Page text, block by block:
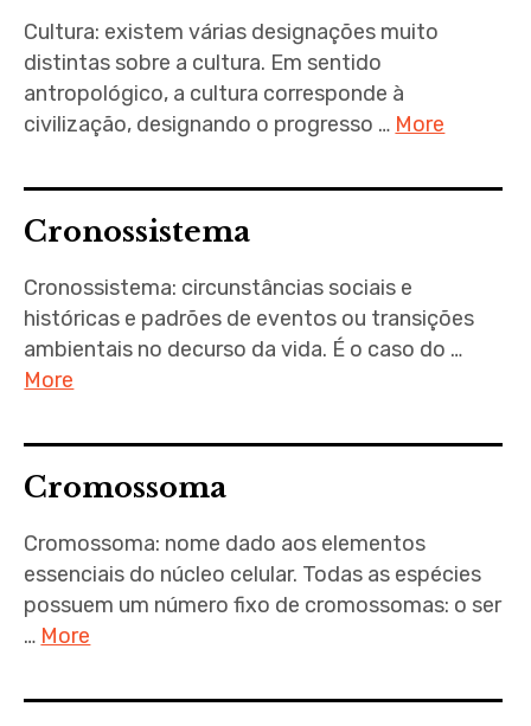
Cultura: existem várias designações muito
distintas sobre a cultura. Em sentido
antropológico, a cultura corresponde à
civilização, designando o progresso … More
Cronossistema
Cronossistema: circunstâncias sociais e
históricas e padrões de eventos ou transições
ambientais no decurso da vida. É o caso do …
More
Cromossoma
Cromossoma: nome dado aos elementos
essenciais do núcleo celular. Todas as espécies
possuem um número fixo de cromossomas: o ser
… More